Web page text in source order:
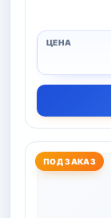
ПОД ЗАКАЗ